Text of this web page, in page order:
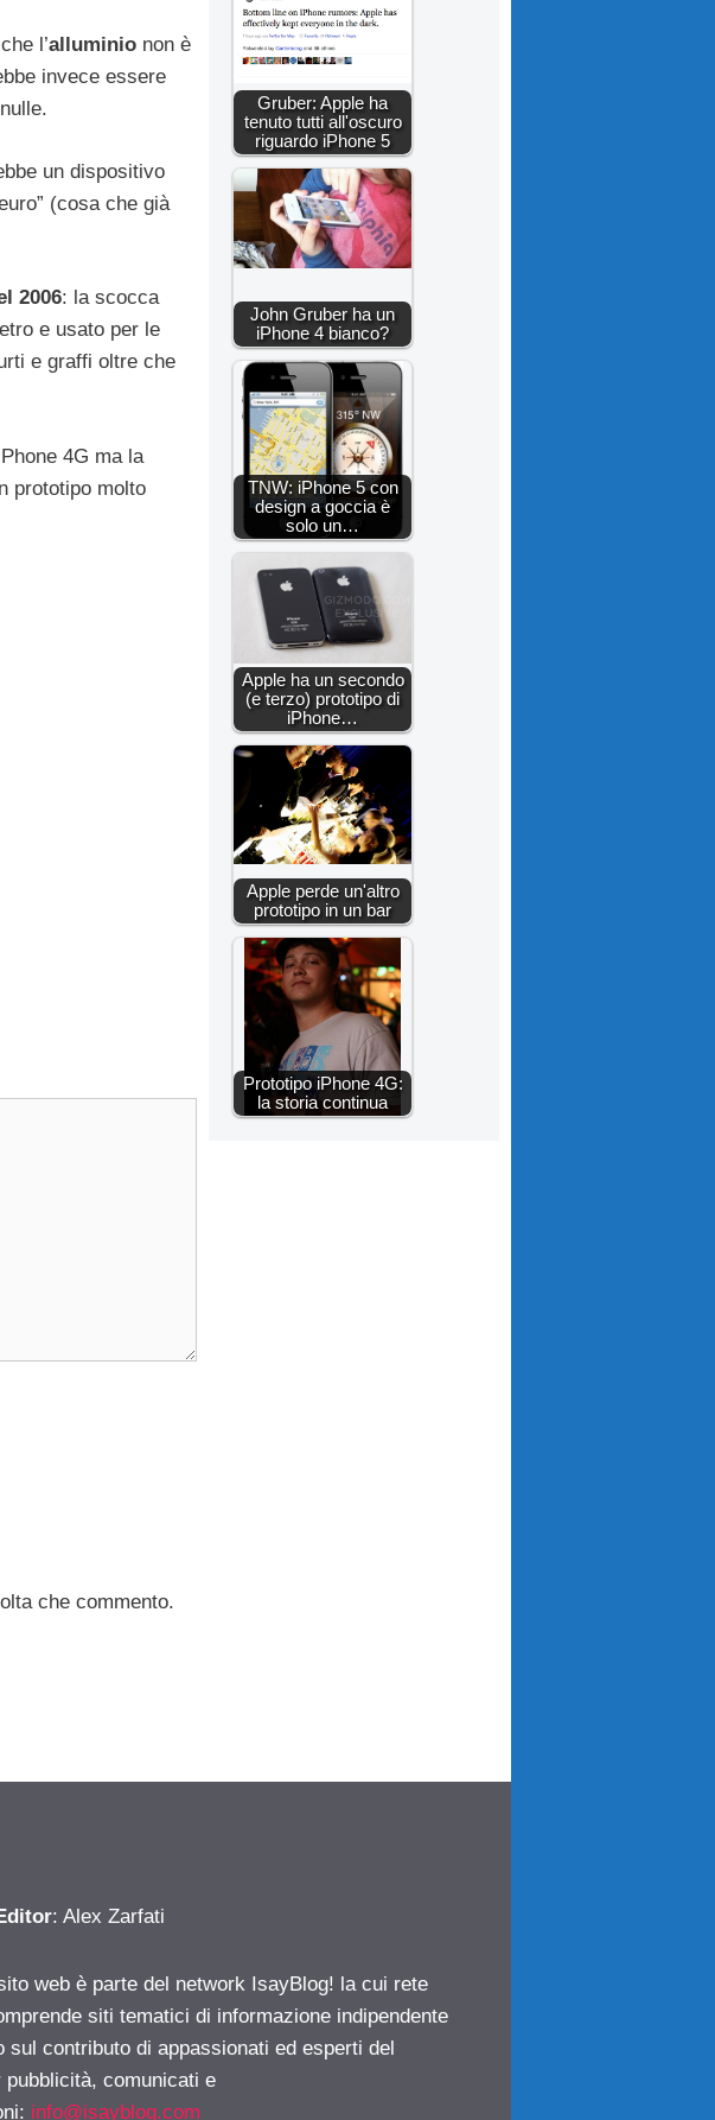
l’alluminio non è
invece essere
un dispositivo
(cosa che già
2006: la scocca
e usato per le
e graffi oltre che
4G ma la
prototipo molto
che commento.
Gruber: Apple ha
tenuto tutti all'oscuro
riguardo iPhone 5
John Gruber ha un
iPhone 4 bianco?
TNW: iPhone 5 con
design a goccia è
solo un…
Apple ha un secondo
(e terzo) prototipo di
iPhone…
Apple perde un'altro
prototipo in un bar
Prototipo iPhone 4G:
la storia continua
: Alex Zarfati
web è parte del network IsayBlog! la cui rete
siti tematici di informazione indipendente
sul contributo di appassionati ed esperti del
pubblicità, comunicati e
info@isayblog.com